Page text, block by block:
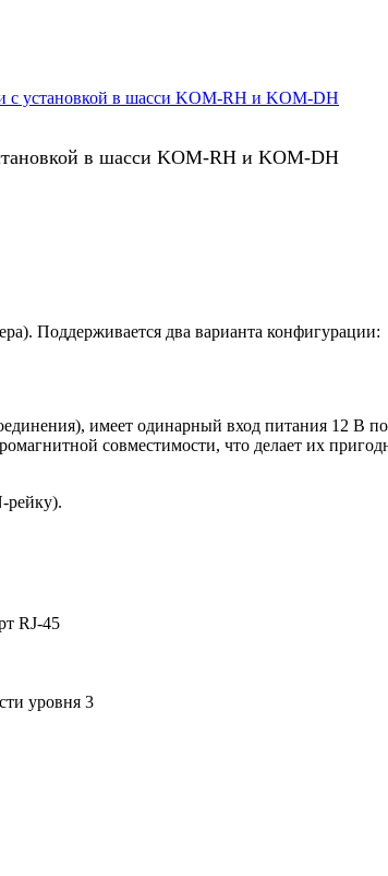
в шасси KOM-RH и KOM-DH
Поддерживается два варианта конфигурации:
имеет одинарный вход питания 12 В
совместимости, что делает их
рейку).
RJ-45
уровня 3